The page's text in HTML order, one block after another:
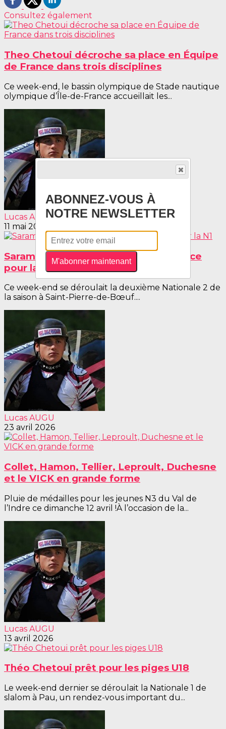
Consultez également
Theo Chetoui décroche sa place en Équipe
de France dans trois disciplines
Ce week-end, le bassin olympique de Stade nautique
olympique d’Île-de-France accueillait les...
Lucas AUGU
11 mai 2026
Saramandif Bonsens Santamaria en lice
pour la N1
Ce week-end se déroulait la deuxième Nationale 2 de
la saison à Saint-Pierre-de-Bœuf....
Lucas AUGU
23 avril 2026
Collet, Hamon, Tellier, Leproult, Duchesne
et le VICK en grande forme
Pluie de médailles pour les jeunes N3 du Val de
l’Indre ce dimanche 12 avril !À l’occasion de la...
Lucas AUGU
13 avril 2026
Théo Chetoui prêt pour les piges U18
Le week-end dernier se déroulait la Nationale 1 de
slalom à Pau, un rendez-vous important du...
ABONNEZ-VOUS À
NOTRE NEWSLETTER
M'abonner maintenant